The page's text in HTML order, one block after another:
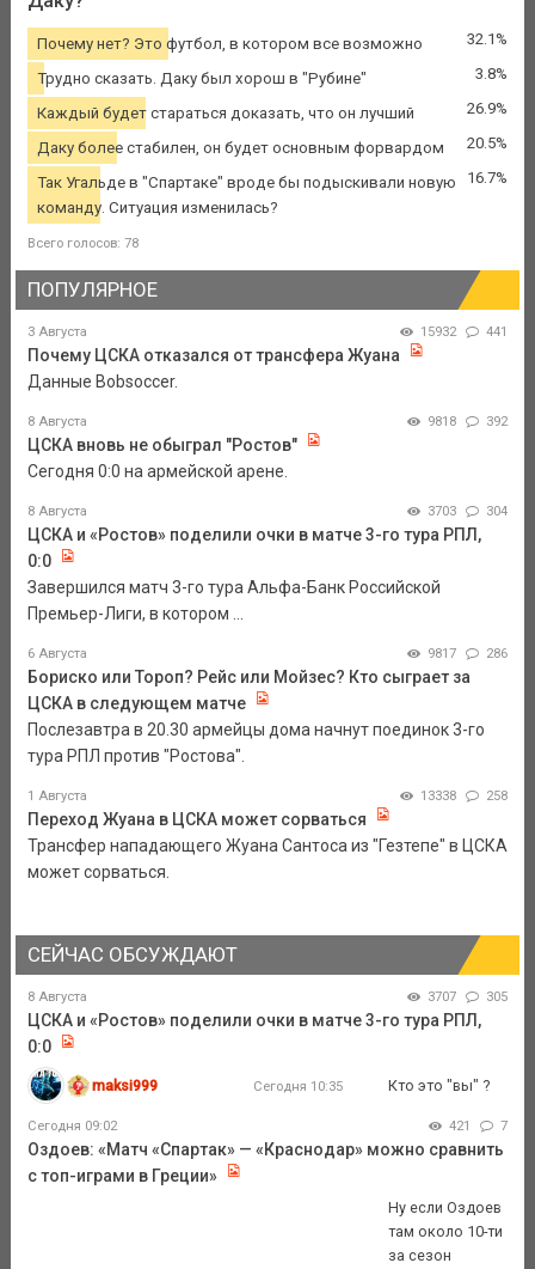
Почему нет? Это футбол, в котором все возможно 32.1%
Трудно сказать. Даку был хорош в "Рубине" 3.8%
Каждый будет стараться доказать, что он лучший 26.9%
Даку более стабилен, он будет основным форвардом 20.5%
Так Угальде в "Спартаке" вроде бы подыскивали новую
команду. Ситуация изменилась?
16.7%
Всего голосов: 78
ПОПУЛЯРНОЕ
3 Августа 15932 441
Почему ЦСКА отказался от трансфера Жуана
Данные Bobsoccer.
8 Августа 9818 392
ЦСКА вновь не обыграл "Ростов"
Сегодня 0:0 на армейской арене.
8 Августа 3703 304
ЦСКА и «Ростов» поделили очки в матче 3-го тура РПЛ,
0:0
Завершился матч 3-го тура Альфа-Банк Российской
Премьер-Лиги, в котором ...
6 Августа 9817 286
Бориско или Тороп? Рейс или Мойзес? Кто сыграет за
ЦСКА в следующем матче
Послезавтра в 20.30 армейцы дома начнут поединок 3-го
тура РПЛ против "Ростова".
1 Августа 13338 258
Переход Жуана в ЦСКА может сорваться
Трансфер нападающего Жуана Сантоса из "Гезтепе" в ЦСКА
может сорваться.
СЕЙЧАС ОБСУЖДАЮТ
8 Августа 3707 305
ЦСКА и «Ростов» поделили очки в матче 3-го тура РПЛ,
0:0
maksi999 Сегодня 10:35 Кто это "вы" ?
Сегодня 09:02 421 7
Оздоев: «Матч «Спартак» — «Краснодар» можно сравнить
с топ-играми в Греции»
Ну если Оздоев
там около 10-ти
за сезон